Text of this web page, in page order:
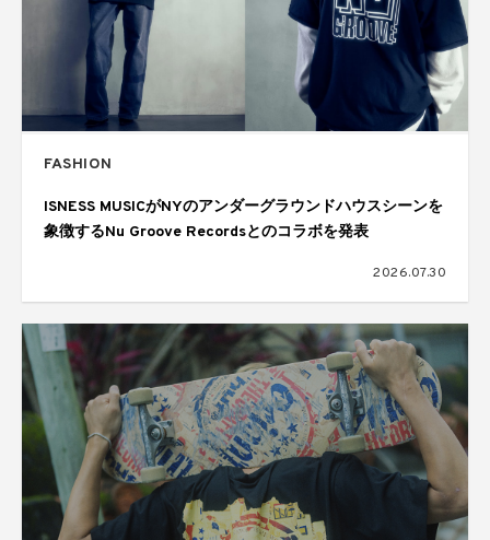
FASHION
ISNESS MUSICがNYのアンダーグラウンドハウスシーンを
象徴するNu Groove Recordsとのコラボを発表
2026.07.30